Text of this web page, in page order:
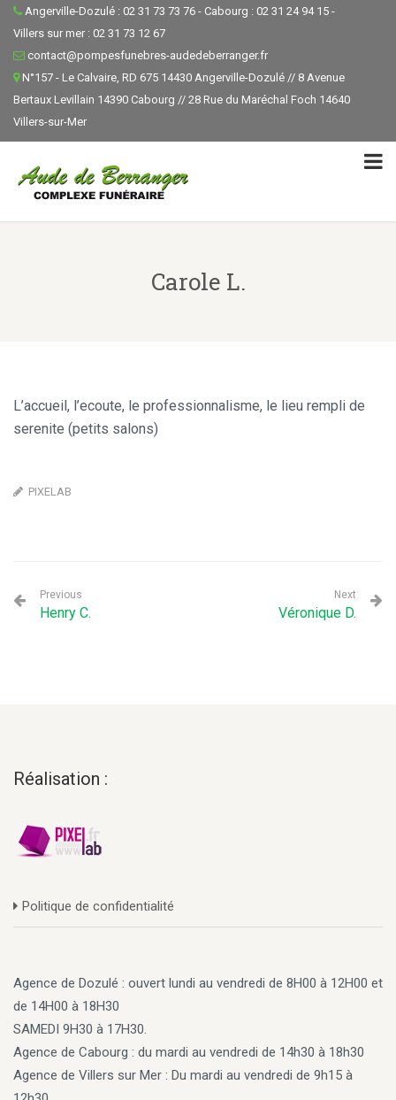
Angerville-Dozulé : 02 31 73 73 76 - Cabourg : 02 31 24 94 15 -
Villers sur mer : 02 31 73 12 67
contact@pompesfunebres-audedeberranger.fr
N°157 - Le Calvaire, RD 675 14430 Angerville-Dozulé // 8 Avenue
Bertaux Levillain 14390 Cabourg // 28 Rue du Maréchal Foch 14640
Villers-sur-Mer
Carole L.
L’accueil, l’ecoute, le professionnalisme, le lieu rempli de
serenite (petits salons)
PIXELAB
Previous
Henry C.
Next
Véronique D.
Réalisation :
Politique de confidentialité
Agence de Dozulé : ouvert lundi au vendredi de 8H00 à 12H00 et
de 14H00 à 18H30
SAMEDI 9H30 à 17H30.
Agence de Cabourg : du mardi au vendredi de 14h30 à 18h30
Agence de Villers sur Mer : Du mardi au vendredi de 9h15 à